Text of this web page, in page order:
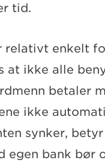
tid.
relativt enkelt
at ikke alle
betaler
ikke
synker,
egen bank bør